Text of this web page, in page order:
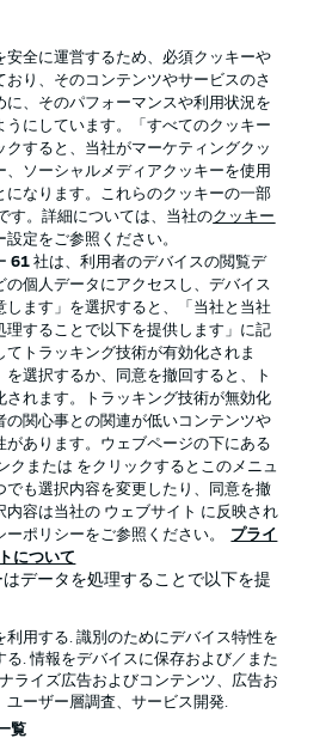
Display Mode
ログイン
as it's meant to be
BUNDESLIGA APP
安全に運営するため、必須クッキーや
おり、そのコンテンツやサービスのさ
に、そのパフォーマンスや利用状況を
うにしています。「すべてのクッキー
クすると、当社がマーケティングクッ
、ソーシャルメディアクッキーを使用
になります。これらのクッキーの一部
す。詳細については、当社のクッキー
設定をご参照ください。
61 社は、利用者のデバイスの閲覧デ
の個人データにアクセスし、デバイス
します」を選択すると、「当社と当社
理することで以下を提供します」に記
トラッキング技術が有効化されま
選択するか、同意を撤回すると、ト
されます。トラッキング技術が無効化
の関心事との関連が低いコンテンツや
があります。ウェブページの下にある
クまたは をクリックするとこのメニュ
でも選択内容を変更したり、同意を撤
内容は当社の ウェブサイト に反映され
ポリシーをご参照ください。
プライ
について
データを処理することで以下を提
利用する. 識別のためにデバイス特性を
る. 情報をデバイスに保存および／また
ライズ広告およびコンテンツ、広告お
ユーザー層調査、サービス開発.
覧